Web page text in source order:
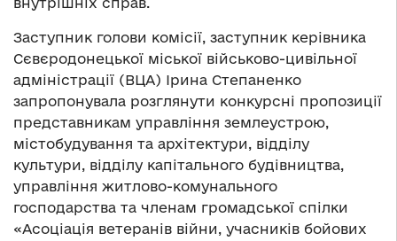
Заступник голови комісії, заступник керівника
Сєвєродонецької міської військово-цивільної
адміністрації (ВЦА) Ірина Степаненко
запропонувала розглянути конкурсні пропозиції
представникам управління землеустрою,
містобудування та архітектури, відділу
культури, відділу капітального будівництва,
управління житлово-комунального
господарства та членам громадської спілки
«Асоціація ветеранів війни, учасників бойових